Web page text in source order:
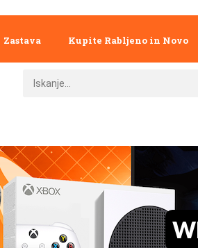
Zastava Kupite Rabljeno in Novo